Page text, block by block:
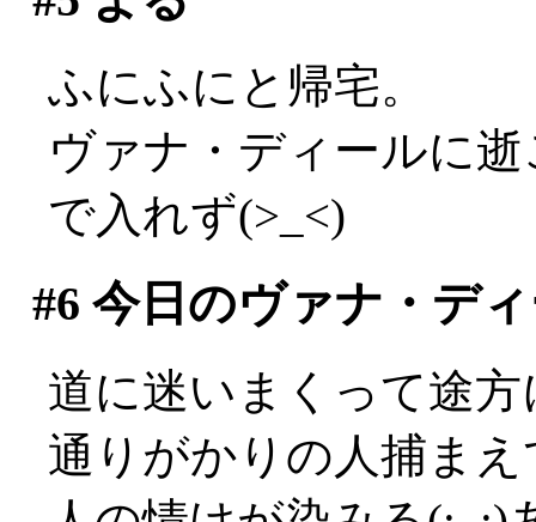
ふにふにと帰宅。
ヴァナ・ディールに
で入れず(>_<)
#6 今日のヴァナ・デ
道に迷いまくって途
通りがかりの人捕ま